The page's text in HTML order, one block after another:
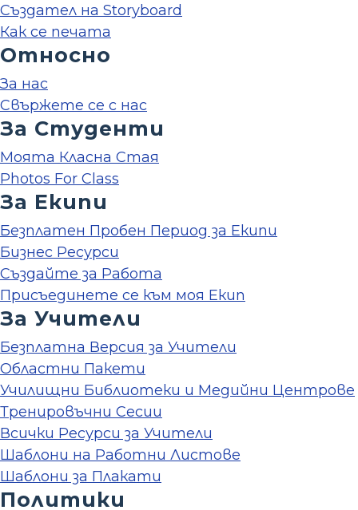
Създател на Storyboard
Как се печата
Относно
За нас
Свържете се с нас
За Студенти
Моята Класна Стая
Photos For Class
За Екипи
Безплатен Пробен Период за Екипи
Бизнес Ресурси
Създайте за Работа
Присъединете се към моя Екип
За Учители
Безплатна Версия за Учители
Областни Пакети
Училищни Библиотеки и Медийни Центрове
Тренировъчни Сесии
Всички Ресурси за Учители
Шаблони на Работни Листове
Шаблони за Плакати
Политики